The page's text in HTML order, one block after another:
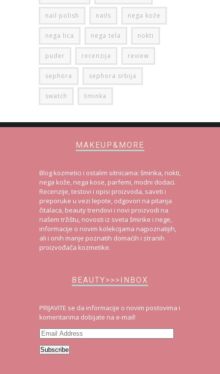
nail polish nails nega kože
nega lica nega tela nokti
puder recenzija review
sephora sephora srbija
swatch šminka
MAKEUP&MORE
Blog kozmetici i ostalim sitnicama: šminka, nokti,
nega kože, nega kose, parfemi, modni dodaci.
Recenzije, testovi i opisi proizvoda, saveti i
preporuke u vezi lepote, odgovori na pitanja
čitalaca, beauty trendovi i novi proizvodi na
našem tržištu, novosti iz sveta šminke i nege,
informacije o novim kolekcijama najpoznatijih,
ali i onih manje poznatih domaćih i stranih
proizvođača kozmetike.
BEAUTY>>>INBOX
PRIJAVITE se da informacije o novim postovima i
komentarima dobijate na e-mail!
Email
Address
Subscribe